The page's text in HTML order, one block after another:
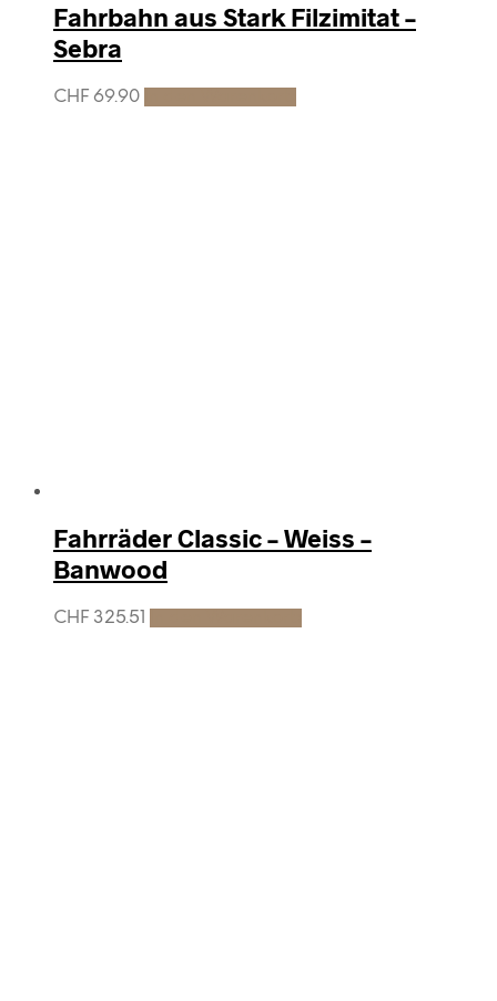
Fahrbahn aus Stark Filzimitat –
Sebra
CHF 69.90
Fahrräder Classic – Weiss –
Banwood
CHF 325.51